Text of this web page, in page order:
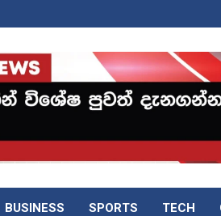
BUSINESS SPORTS TECH